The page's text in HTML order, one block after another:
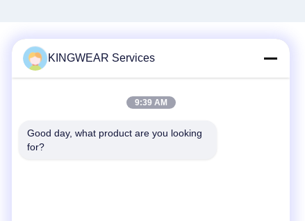
86-0755-2357-6886
KINGWEAR Services
9:39 AM
Good day, what product are you looking
for?